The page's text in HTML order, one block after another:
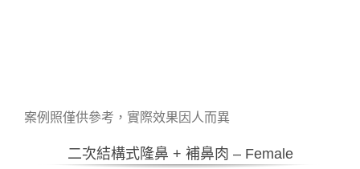
案例照僅供參考，實際效果因人而異
二次結構式隆鼻 + 補鼻肉 – Female